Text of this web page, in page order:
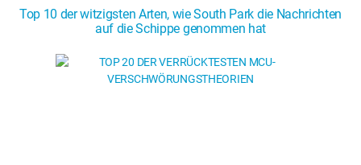
Top 10 der witzigsten Arten, wie South Park die Nachrichten
auf die Schippe genommen hat